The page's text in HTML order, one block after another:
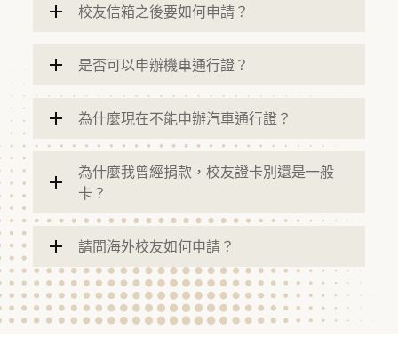
校友信箱之後要如何申請？
是否可以申辦機車通行證？
為什麼現在不能申辦汽車通行證？
為什麼我曾經捐款，校友證卡別還是一般
卡？
請問海外校友如何申請？